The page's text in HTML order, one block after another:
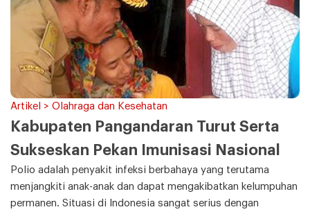
Artikel > Olahraga dan Kesehatan
Kabupaten Pangandaran Turut Serta
Sukseskan Pekan Imunisasi Nasional
Polio adalah penyakit infeksi berbahaya yang terutama
menjangkiti anak-anak dan dapat mengakibatkan kelumpuhan
permanen. Situasi di Indonesia sangat serius dengan